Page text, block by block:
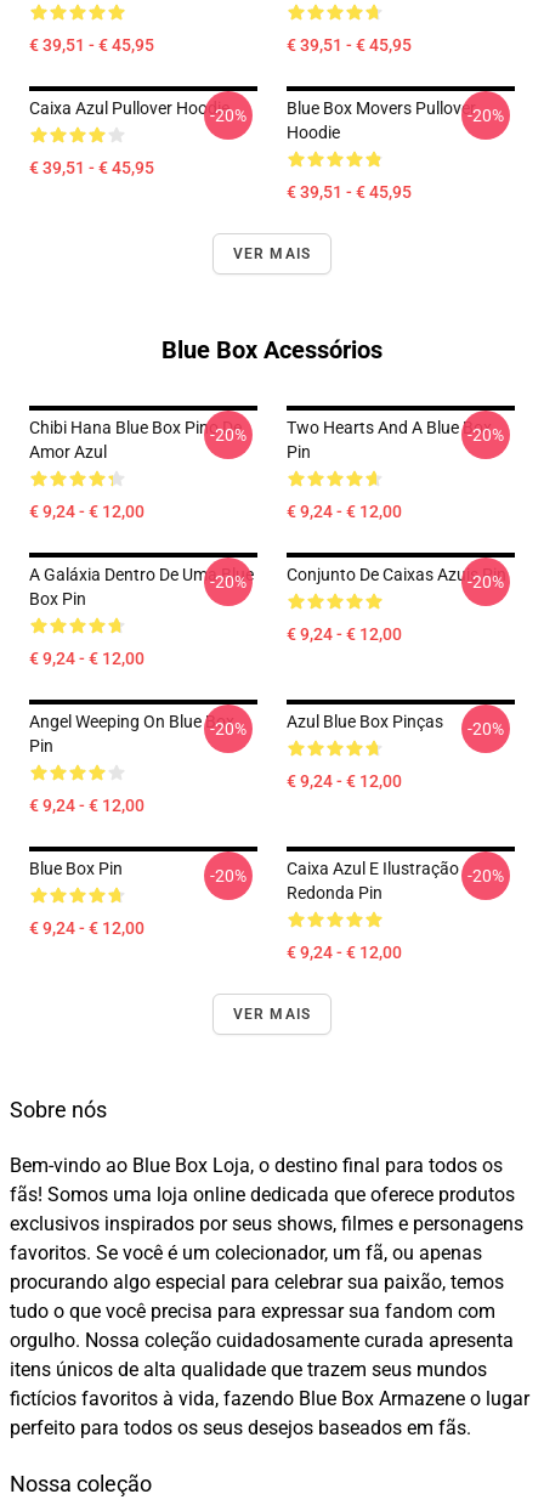
€ 39,51 - € 45,95 € 39,51 - € 45,95
Caixa Azul Pullover Hoodie
€ 39,51 - € 45,95
-20%
Blue Box Movers Pullover
Hoodie
€ 39,51 - € 45,95
-20%
VER MAIS
Blue Box Acessórios
Chibi Hana Blue Box Pino De
Amor Azul
€ 9,24 - € 12,00
-20%
Two Hearts And A Blue Box
Pin
€ 9,24 - € 12,00
-20%
A Galáxia Dentro De Uma Blue
Box Pin
€ 9,24 - € 12,00
-20% Conjunto De Caixas Azuis Pin
€ 9,24 - € 12,00
-20%
Angel Weeping On Blue Box
Pin
€ 9,24 - € 12,00
-20% Azul Blue Box Pinças
€ 9,24 - € 12,00
-20%
Blue Box Pin
€ 9,24 - € 12,00
-20%
Caixa Azul E Ilustração
Redonda Pin
€ 9,24 - € 12,00
-20%
VER MAIS
Sobre nós
Bem-vindo ao Blue Box Loja, o destino final para todos os
fãs! Somos uma loja online dedicada que oferece produtos
exclusivos inspirados por seus shows, filmes e personagens
favoritos. Se você é um colecionador, um fã, ou apenas
procurando algo especial para celebrar sua paixão, temos
tudo o que você precisa para expressar sua fandom com
orgulho. Nossa coleção cuidadosamente curada apresenta
itens únicos de alta qualidade que trazem seus mundos
fictícios favoritos à vida, fazendo Blue Box Armazene o lugar
perfeito para todos os seus desejos baseados em fãs.
Nossa coleção